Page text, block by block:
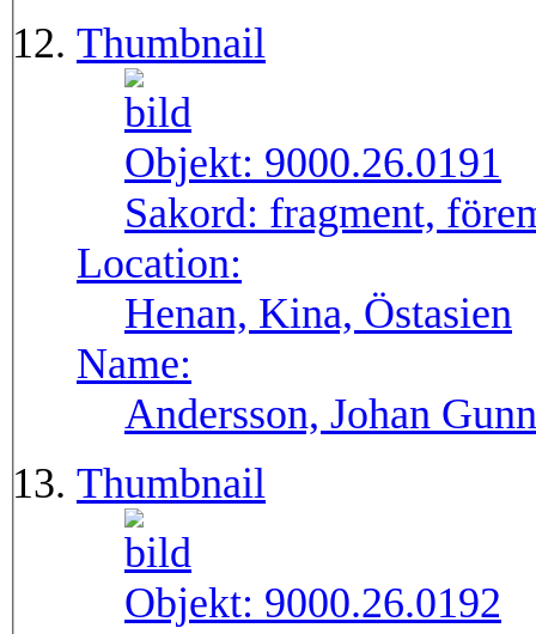
Thumbnail
Objekt: 9000.26.0191
Sakord: fragment,
Location:
Henan, Kina, Östasien
Name:
Andersson, Johan
Thumbnail
Objekt: 9000.26.0192